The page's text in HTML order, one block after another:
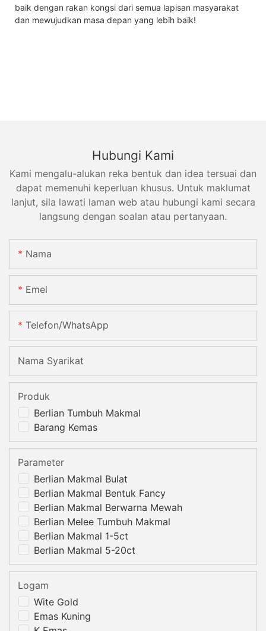
baik dengan rakan kongsi dari semua lapisan masyarakat
dan mewujudkan masa depan yang lebih baik!
Hubungi Kami
Kami mengalu-alukan reka bentuk dan idea tersuai dan
dapat memenuhi keperluan khusus. Untuk maklumat
lanjut, sila lawati laman web atau hubungi kami secara
langsung dengan soalan atau pertanyaan.
Nama
Emel
Telefon/whatsApp
Nama Syarikat
Berlian Tumbuh Makmal
Barang Kemas
Produk
Berlian Makmal Bulat
Berlian Makmal Bentuk Fancy
Berlian Makmal Berwarna Mewah
Berlian Melee Tumbuh Makmal
Berlian Makmal 1-5ct
Berlian Makmal 5-20ct
Parameter
Wite Gold
Emas Kuning
Logam